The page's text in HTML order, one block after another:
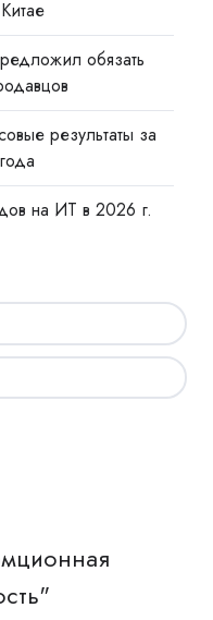
обязать
результаты за
на ИТ в 2026 г.